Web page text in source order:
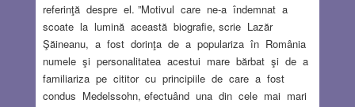
referinţă despre el. ”Motivul care ne-a îndemnat a
scoate la lumină această biografie, scrie Lazăr
Şăineanu, a fost dorinţa de a populariza în România
numele şi personalitatea acestui mare bărbat şi de a
familiariza pe cititor cu principiile de care a fost
condus Medelssohn, efectuând una din cele mai mari